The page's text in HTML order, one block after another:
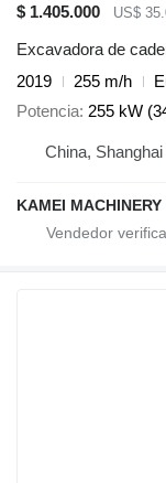
$ 1.405.000
US$
Excavadora de
2019
255 m/h
Potencia 255 kW
China, Shanghai
KAMEI